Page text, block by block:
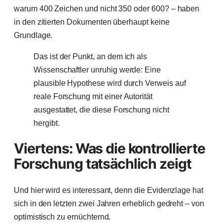
warum 400 Zeichen und nicht 350 oder 600? – haben
in den zitierten Dokumenten überhaupt keine
Grundlage.
Das ist der Punkt, an dem ich als
Wissenschaftler unruhig werde: Eine
plausible Hypothese wird durch Verweis auf
reale Forschung mit einer Autorität
ausgestattet, die diese Forschung nicht
hergibt.
Viertens: Was die kontrollierte
Forschung tatsächlich zeigt
Und hier wird es interessant, denn die Evidenzlage hat
sich in den letzten zwei Jahren erheblich gedreht – von
optimistisch zu ernüchternd.